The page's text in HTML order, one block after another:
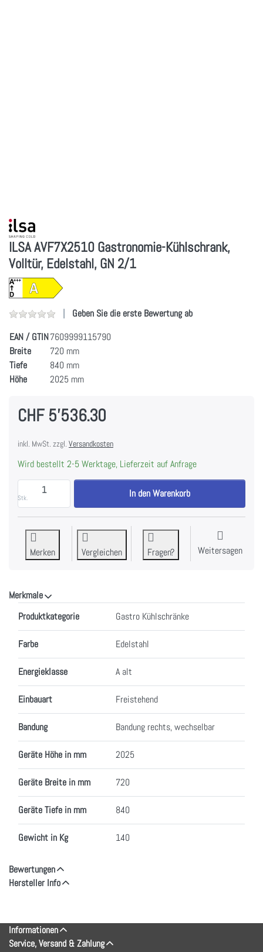
ILSA AVF7X2510 Gastronomie-Kühlschrank,
Volltür, Edelstahl, GN 2/1
Geben Sie die erste Bewertung ab
EAN / GTIN7609999115790
Breite
720 mm
Tiefe
840 mm
Höhe
2025 mm
CHF 5'536.30
inkl. MwSt. zzgl. Versandkosten
Wird bestellt 2-5 Werktage, Lieferzeit auf Anfrage
Stk.
ILSA AVF7X2510 Gastronomie-Kühlschrank, Volltür,
In den Warenkorb
Merken Vergleichen Fragen? Weitersagen
Merkmale
Produktkategorie Gastro Kühlschränke
Farbe Edelstahl
Energieklasse A alt
Einbauart Freistehend
Bandung Bandung rechts, wechselbar
Geräte Höhe in mm 2025
Geräte Breite in mm 720
Geräte Tiefe in mm 840
Gewicht in Kg 140
Bewertungen
Hersteller Info
Informationen
Service, Versand & Zahlung